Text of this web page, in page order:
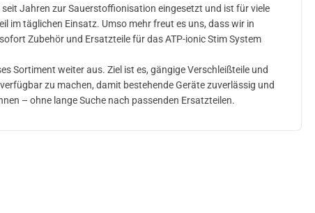
seit Jahren zur Sauerstoffionisation eingesetzt und ist für viele
im täglichen Einsatz. Umso mehr freut es uns, dass wir in
Zubehör und Ersatzteile für das ATP-ionic Stim System
Sortiment weiter aus. Ziel ist es, gängige Verschleißteile und
zu machen, damit bestehende Geräte zuverlässig und
– ohne lange Suche nach passenden Ersatzteilen.